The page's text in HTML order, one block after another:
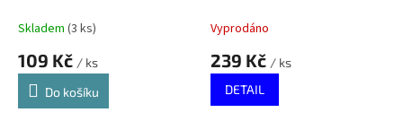
Skladem (3 ks)
109 Kč / ks
Do košíku
Vyprodáno
239 Kč / ks
DETAIL